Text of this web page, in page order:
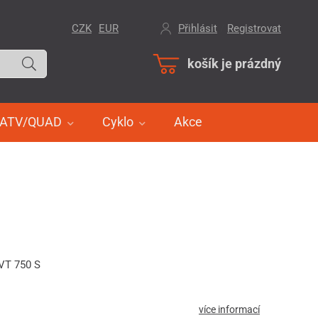
košík je prázdný
ATV/QUAD Cyklo Akce
CZK EUR Přihlásit Registrovat
750 S
více informací